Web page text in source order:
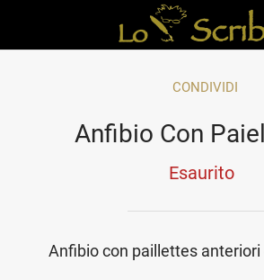
CONDIVIDI
Anfibio Con
Esaurito
Anfibio con paillettes anteriori